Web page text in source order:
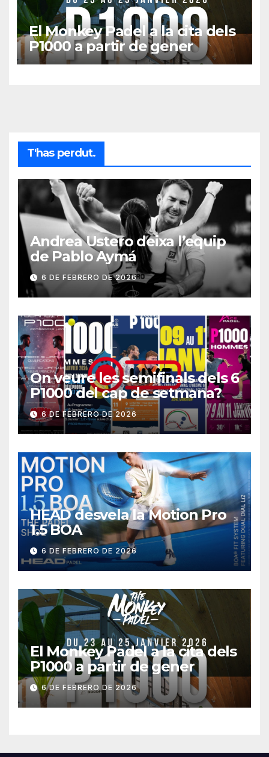
El Monkey Padel a la cita dels
P1000 a partir de gener
T'has perdut.
Andrea Ustero deixa l’equip
de Pablo Aymá
6 DE FEBRERO DE 2026
On veure les semifinals dels 6
P1000 del cap de setmana?
6 DE FEBRERO DE 2026
HEAD desvela la Motion Pro
1.5 BOA
6 DE FEBRERO DE 2026
El Monkey Padel a la cita dels
P1000 a partir de gener
6 DE FEBRERO DE 2026